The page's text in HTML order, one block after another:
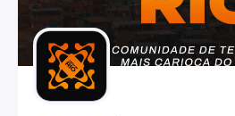
Guilds